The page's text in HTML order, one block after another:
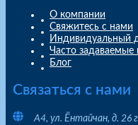
О компании
Свяжитесь с нами
Индивидуальный
Часто задаваемые
Блог
Связаться с нами
A4, ул. Ёнтайчан, д. 26